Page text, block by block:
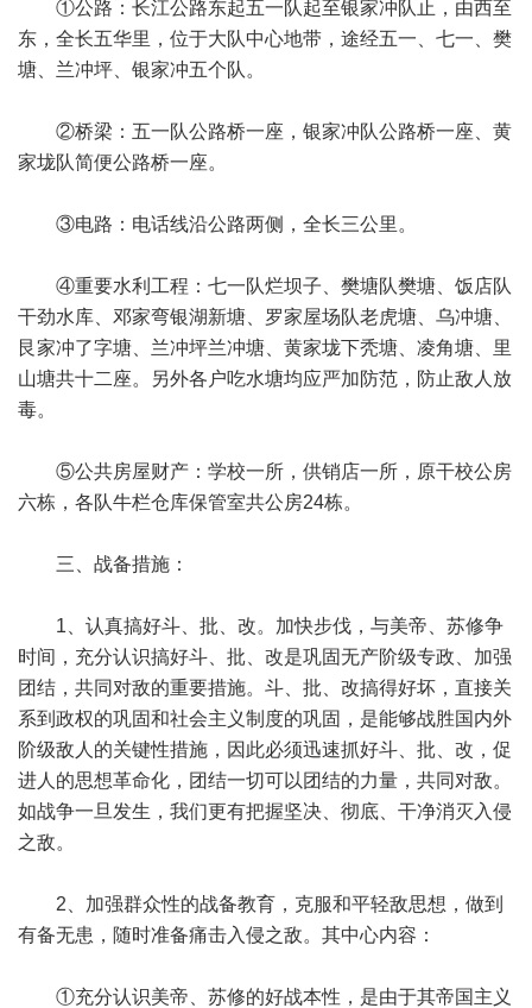
①公路：长江公路东起五一队起至银家冲队止，由西至
东，全长五华里，位于大队中心地带，途经五一、七一、樊
塘、兰冲坪、银家冲五个队。
②桥梁：五一队公路桥一座，银家冲队公路桥一座、黄
家垅队简便公路桥一座。
③电路：电话线沿公路两侧，全长三公里。
④重要水利工程：七一队烂坝子、樊塘队樊塘、饭店队
干劲水库、邓家弯银湖新塘、罗家屋场队老虎塘、乌冲塘、
艮家冲了字塘、兰冲坪兰冲塘、黄家垅下秃塘、凌角塘、里
山塘共十二座。另外各户吃水塘均应严加防范，防止敌人放
毒。
⑤公共房屋财产：学校一所，供销店一所，原干校公房
六栋，各队牛栏仓库保管室共公房24栋。
三、战备措施：
1、认真搞好斗、批、改。加快步伐，与美帝、苏修争
时间，充分认识搞好斗、批、改是巩固无产阶级专政、加强
团结，共同对敌的重要措施。斗、批、改搞得好坏，直接关
系到政权的巩固和社会主义制度的巩固，是能够战胜国内外
阶级敌人的关键性措施，因此必须迅速抓好斗、批、改，促
进人的思想革命化，团结一切可以团结的力量，共同对敌。
如战争一旦发生，我们更有把握坚决、彻底、干净消灭入侵
之敌。
2、加强群众性的战备教育，克服和平轻敌思想，做到
有备无患，随时准备痛击入侵之敌。其中心内容：
①充分认识美帝、苏修的好战本性，是由于其帝国主义